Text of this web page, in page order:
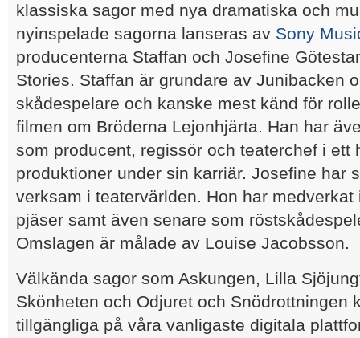
klassiska sagor med nya dramatiska och
nyinspelade sagorna lanseras av Sony
producenterna Staffan och Josefine
Stories. Staffan är grundare av Junibacken
skådespelare och kanske mest känd för
filmen om Bröderna Lejonhjärta. Han har
som producent, regissör och teaterchef i ett
produktioner under sin karriär. Josefine har
verksam i teatervärlden. Hon har
pjäser samt även senare som
Omslagen är målade av Louise Jacobsson.
Välkända sagor som Askungen, Lilla
Skönheten och Odjuret och Snödrottningen
tillgängliga på våra vanligaste digitala